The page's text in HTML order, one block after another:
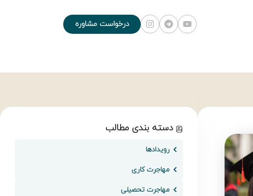
درخواست مشاوره
دسته بندی مطالب
رویدادها
مهاجرت کاری
مهاجرت تحصیلی